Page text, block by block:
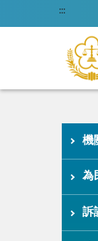
:::
機
為
訴